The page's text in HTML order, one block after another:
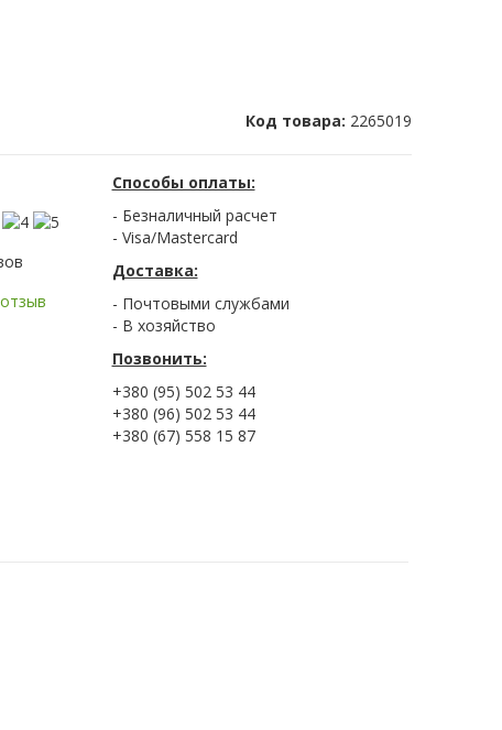
Код товара: 2265019
Способы оплаты:
- Безналичный расчет
- Visa/Mastercard
Доставка:
- Почтовыми службами
- В хозяйство
Позвонить:
+380 (95) 502 53 44
+380 (96) 502 53 44
+380 (67) 558 15 87